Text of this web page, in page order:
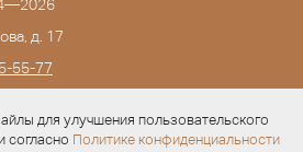
для улучшения пользовательского
согласно Политике конфиденциальности
д. 17
55-77